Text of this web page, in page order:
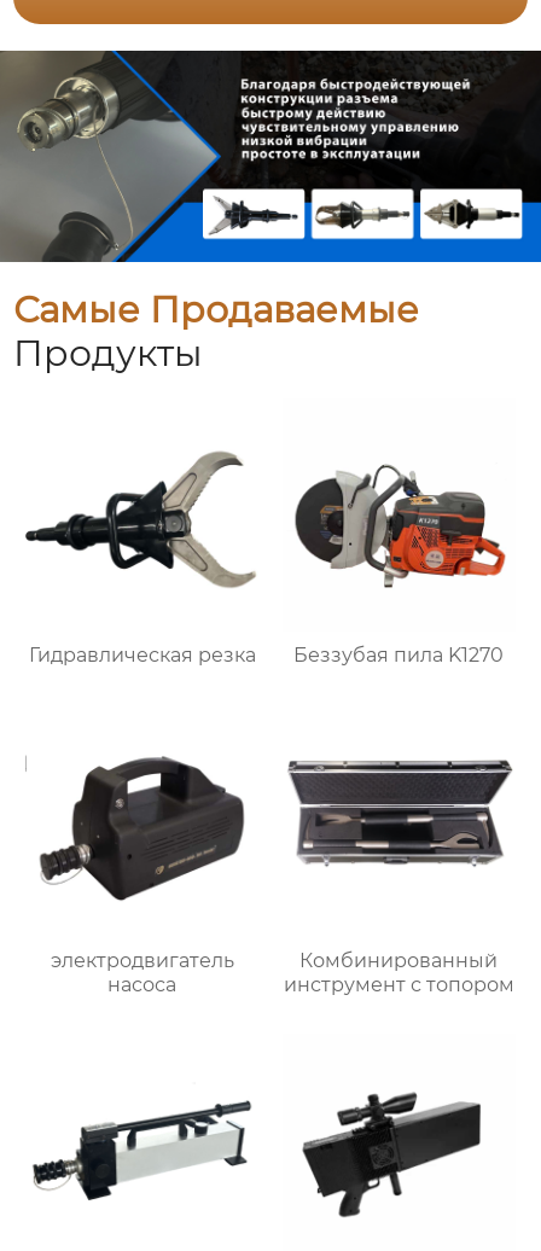
Самые Продаваемые
Продукты
Гидравлическая резка Беззубая пила K1270
электродвигатель
насоса
Комбинированный
инструмент с топором